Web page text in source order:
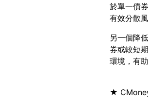
於單一債
另一個降
券或較短
★